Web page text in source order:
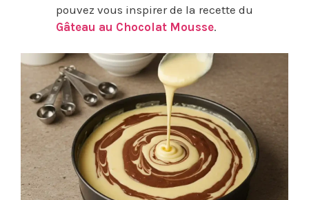
pouvez vous inspirer de la recette du
Gâteau au Chocolat Mousse.